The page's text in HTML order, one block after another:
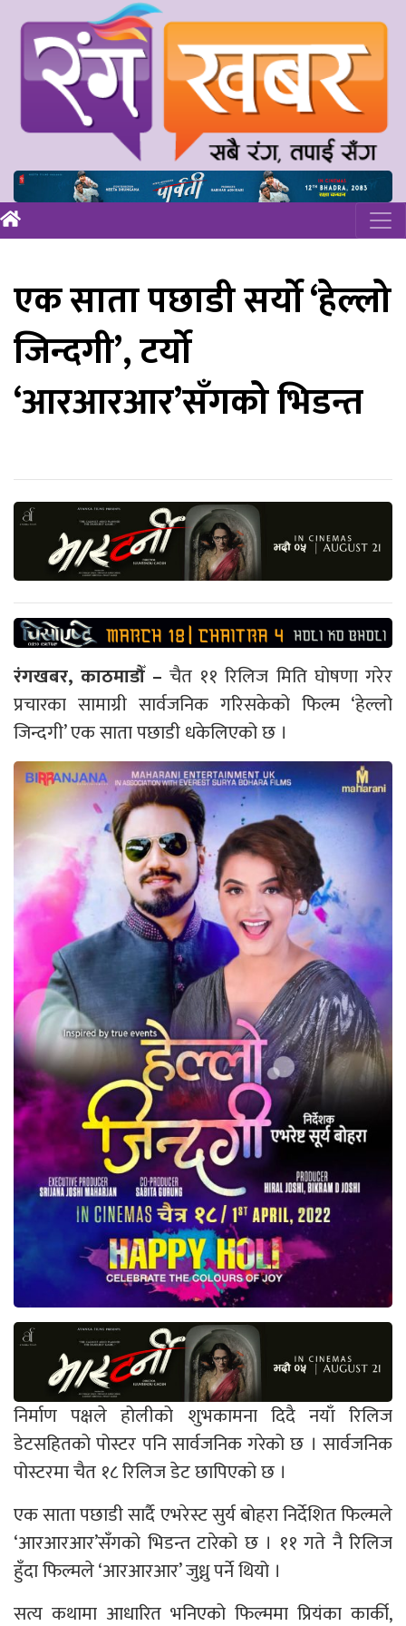
एक साता पछाडी सर्यो ‘हेल्लो
जिन्दगी’, टर्यो
‘आरआरआर’सँगको भिडन्त
रंगखबर, काठमाडौँ – चैत ११ रिलिज मिति घोषणा गरेर
प्रचारका सामाग्री सार्वजनिक गरिसकेको फिल्म ‘हेल्लो
जिन्दगी’ एक साता पछाडी धकेलिएको छ ।
निर्माण पक्षले होलीको शुभकामना दिदै नयाँ रिलिज
डेटसहितको पोस्टर पनि सार्वजनिक गरेको छ । सार्वजनिक
पोस्टरमा चैत १८ रिलिज डेट छापिएको छ ।
एक साता पछाडी सार्दै एभरेस्ट सुर्य बोहरा निर्देशित फिल्मले
‘आरआरआर’सँगको भिडन्त टारेको छ । ११ गते नै रिलिज
हुँदा फिल्मले ‘आरआरआर’ जुध्नु पर्ने थियो ।
सत्य कथामा आधारित भनिएको फिल्ममा प्रियंका कार्की,